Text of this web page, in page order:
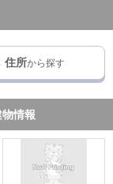
住所から探す
情報